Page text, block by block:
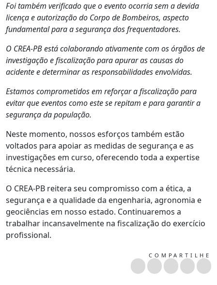
Foi também verificado que o evento ocorria sem a devida
licença e autorização do Corpo de Bombeiros, aspecto
fundamental para a segurança dos frequentadores.
O CREA-PB está colaborando ativamente com os órgãos de
investigação e fiscalização para apurar as causas do
acidente e determinar as responsabilidades envolvidas.
Estamos comprometidos em reforçar a fiscalização para
evitar que eventos como este se repitam e para garantir a
segurança da população.
Neste momento, nossos esforços também estão
voltados para apoiar as medidas de segurança e as
investigações em curso, oferecendo toda a expertise
técnica necessária.
O CREA-PB reitera seu compromisso com a ética, a
segurança e a qualidade da engenharia, agronomia e
geociências em nosso estado. Continuaremos a
trabalhar incansavelmente na fiscalização do exercício
profissional.
COMPARTILHE